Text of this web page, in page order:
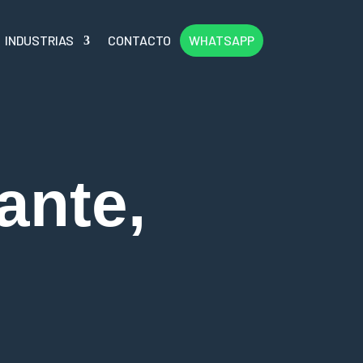
INDUSTRIAS CONTACTO WHATSAPP